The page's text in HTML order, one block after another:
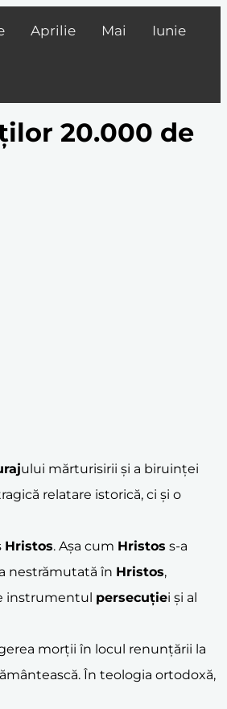
Aprilie Mai Iunie
20.000 de
ului mărturisirii și a biruinței
relatare istorică, ci și o
Hristos. Așa cum Hristos s-a
nestrămutată în Hristos,
instrumentul persecuției și al
morții în locul renunțării la
În teologia ortodoxă,